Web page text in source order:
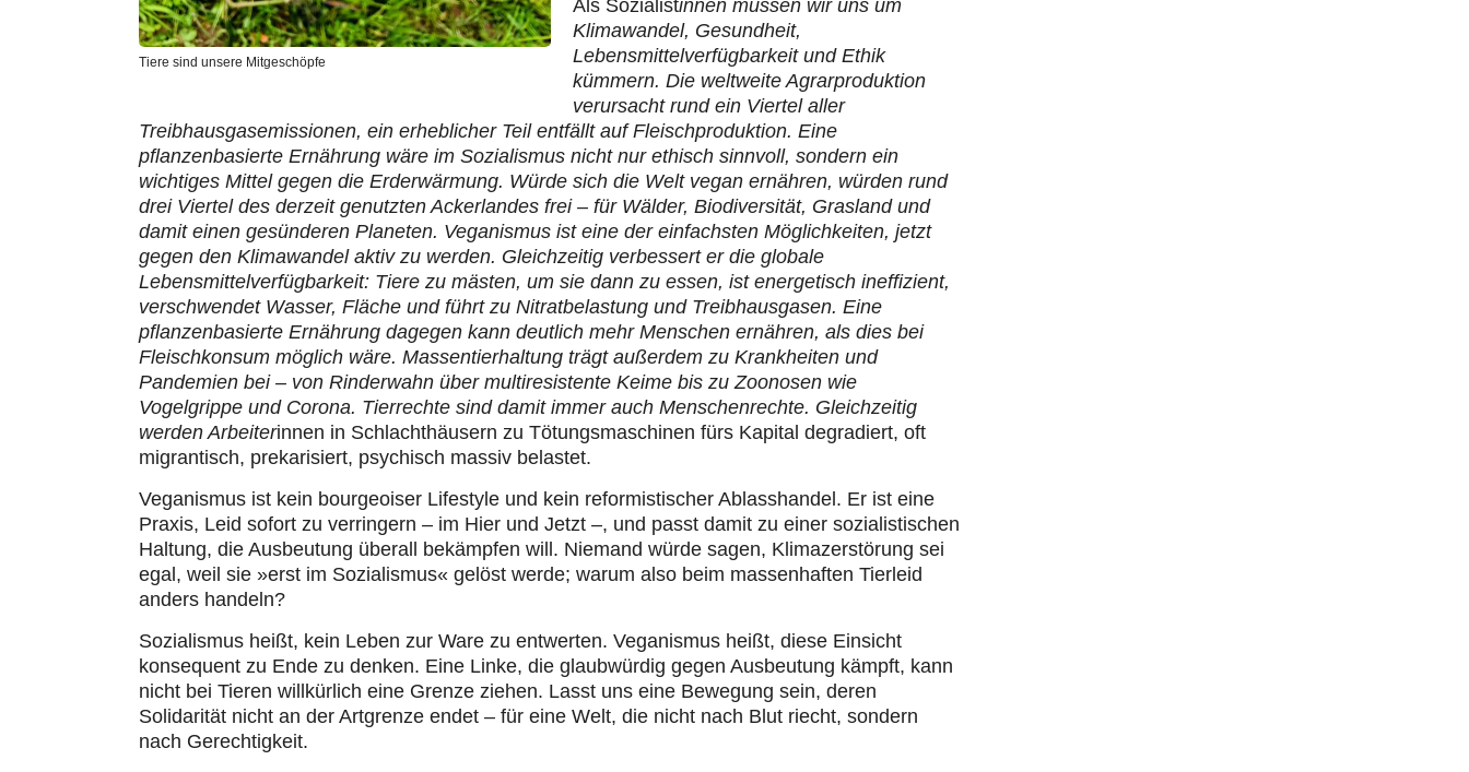
Tiere sind unsere Mitgeschöpfe
Als Sozialistinnen müssen wir uns um
Klimawandel, Gesundheit,
Lebensmittelverfügbarkeit und Ethik
kümmern. Die weltweite Agrarproduktion
verursacht rund ein Viertel aller
Treibhausgasemissionen, ein erheblicher Teil entfällt auf Fleischproduktion. Eine
pflanzenbasierte Ernährung wäre im Sozialismus nicht nur ethisch sinnvoll, sondern ein
wichtiges Mittel gegen die Erderwärmung. Würde sich die Welt vegan ernähren, würden rund
drei Viertel des derzeit genutzten Ackerlandes frei – für Wälder, Biodiversität, Grasland und
damit einen gesünderen Planeten. Veganismus ist eine der einfachsten Möglichkeiten, jetzt
gegen den Klimawandel aktiv zu werden. Gleichzeitig verbessert er die globale
Lebensmittelverfügbarkeit: Tiere zu mästen, um sie dann zu essen, ist energetisch ineffizient,
verschwendet Wasser, Fläche und führt zu Nitratbelastung und Treibhausgasen. Eine
pflanzenbasierte Ernährung dagegen kann deutlich mehr Menschen ernähren, als dies bei
Fleischkonsum möglich wäre. Massentierhaltung trägt außerdem zu Krankheiten und
Pandemien bei – von Rinderwahn über multiresistente Keime bis zu Zoonosen wie
Vogelgrippe und Corona. Tierrechte sind damit immer auch Menschenrechte. Gleichzeitig
werden Arbeiterinnen in Schlachthäusern zu Tötungsmaschinen fürs Kapital degradiert, oft
migrantisch, prekarisiert, psychisch massiv belastet.
Veganismus ist kein bourgeoiser Lifestyle und kein reformistischer Ablasshandel. Er ist eine
Praxis, Leid sofort zu verringern – im Hier und Jetzt –, und passt damit zu einer sozialistischen
Haltung, die Ausbeutung überall bekämpfen will. Niemand würde sagen, Klimazerstörung sei
egal, weil sie »erst im Sozialismus« gelöst werde; warum also beim massenhaften Tierleid
anders handeln?
Sozialismus heißt, kein Leben zur Ware zu entwerten. Veganismus heißt, diese Einsicht
konsequent zu Ende zu denken. Eine Linke, die glaubwürdig gegen Ausbeutung kämpft, kann
nicht bei Tieren willkürlich eine Grenze ziehen. Lasst uns eine Bewegung sein, deren
Solidarität nicht an der Artgrenze endet – für eine Welt, die nicht nach Blut riecht, sondern
nach Gerechtigkeit.